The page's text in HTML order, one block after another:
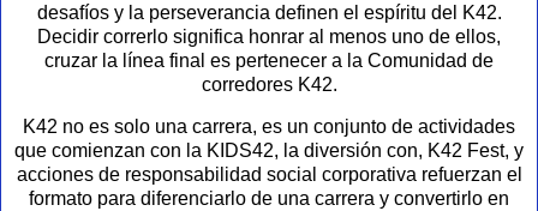
desafíos y la perseverancia definen el espíritu del K42.
Decidir correrlo significa honrar al menos uno de ellos,
cruzar la línea final es pertenecer a la Comunidad de
corredores K42.
K42 no es solo una carrera, es un conjunto de actividades
que comienzan con la KIDS42, la diversión con, K42 Fest, y
acciones de responsabilidad social corporativa refuerzan el
formato para diferenciarlo de una carrera y convertirlo en